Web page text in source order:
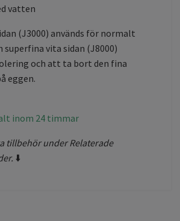
vatten
(J3000) används för normalt
superfina vita sidan (J8000)
och att ta bort den fina
eggen.
inom 24 timmar
tillbehör under Relaterade
⬇️